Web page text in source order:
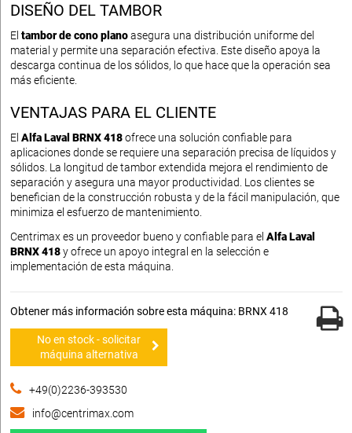
DISEÑO DEL TAMBOR
El tambor de cono planoasegura una distribución uniforme del
material y permite una separación efectiva. Este diseño apoya la
descarga continua de los sólidos, lo que hace que la operación sea
más eficiente.
VENTAJAS PARA EL CLIENTE
El Alfa Laval BRNX 418ofrece una solución confiable para
aplicaciones donde se requiere una separación precisa de líquidos y
sólidos. La longitud de tambor extendida mejora el rendimiento de
separación y asegura una mayor productividad. Los clientes se
benefician de la construcción robusta y de la fácil manipulación, que
minimiza el esfuerzo de mantenimiento.
Centrimax es un proveedor bueno y confiable para el Alfa Laval
BRNX 418y ofrece un apoyo integral en la selección e
implementación de esta máquina.
Obtener más información sobre esta máquina: BRNX 418
No en stock - solicitar
máquina alternativa
+49(0)2236-393530
info@centrimax.com